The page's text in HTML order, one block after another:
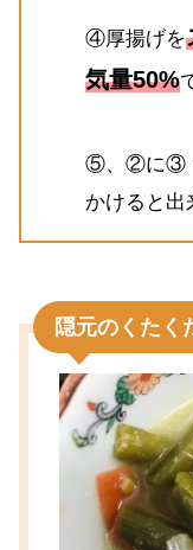
④厚揚げを
気量50%
⑤、②に③
かけると出
隠元のくたく